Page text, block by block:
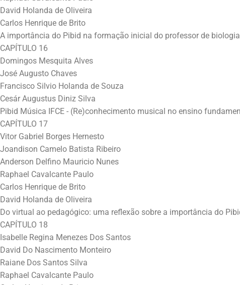
David Holanda de Oliveira
Carlos Henrique de Brito
A importância do Pibid na formação inicial do professor de
CAPÍTULO 16
Domingos Mesquita Alves
José Augusto Chaves
Francisco Silvio Holanda de Souza
Cesár Augustus Diniz Silva
Pibid Música IFCE - (Re)conhecimento musical no ensino
CAPÍTULO 17
Vitor Gabriel Borges Hernesto
Joandison Camelo Batista Ribeiro
Anderson Delfino Mauricio Nunes
Raphael Cavalcante Paulo
Carlos Henrique de Brito
David Holanda de Oliveira
Do virtual ao pedagógico: uma reflexão sobre a importância do
CAPÍTULO 18
Isabelle Regina Menezes Dos Santos
David Do Nascimento Monteiro
Raiane Dos Santos Silva
Raphael Cavalcante Paulo